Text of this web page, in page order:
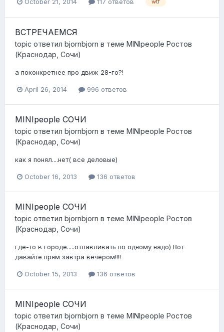
wtf
ВСТРЕЧАЕМСЯ
topic ответил bjornbjorn в теме MINIpeople Ростов
(Краснодар, Сочи)
а поконкретнее про движ 28-го?!
April 26, 2014 996 ответов
MINIpeople СОЧИ
topic ответил bjornbjorn в теме MINIpeople Ростов
(Краснодар, Сочи)
как я понял....нет( все деловые)
October 16, 2013 136 ответов
MINIpeople СОЧИ
topic ответил bjornbjorn в теме MINIpeople Ростов
(Краснодар, Сочи)
где-то в городе.....отлавливать по одному надо) Вот
давайте прям завтра вечером!!!!
October 15, 2013 136 ответов
MINIpeople СОЧИ
topic ответил bjornbjorn в теме MINIpeople Ростов
(Краснодар, Сочи)